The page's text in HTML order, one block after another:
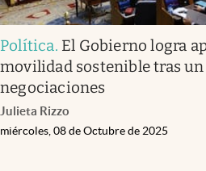
Política. El Gobierno logra
movilidad sostenible tras
negociaciones
Julieta Rizzo
miércoles, 08 de Octubre de 2025